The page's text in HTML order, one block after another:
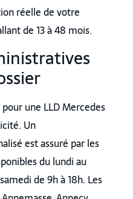
réelle de votre
de 13 à 48 mois.
une LLD Mercedes
Un
est assuré par les
du lundi au
de 9h à 18h. Les